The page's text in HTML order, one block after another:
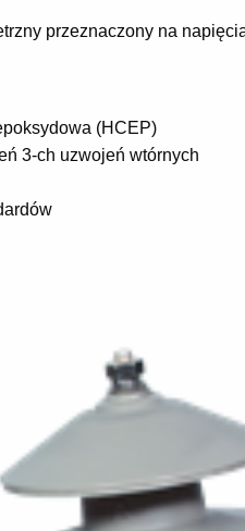
przeznaczony na
(HCEP)
3-ch uzwojeń wtórnych